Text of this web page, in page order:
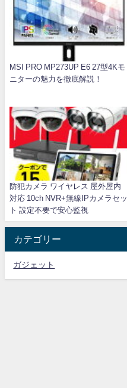
MSI PRO MP273UP E6 27型4Kモ
ニターの魅力を徹底解説！
防犯カメラ ワイヤレス 屋外屋内
対応 10ch NVR+無線IPカメラセッ
ト 設定不要で安心監視
カテゴリー
ガジェット